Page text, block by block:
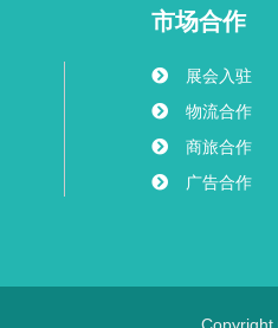
市场合作
展会入驻
物流合作
商旅合作
广告合作